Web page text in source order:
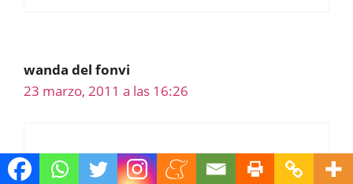
wanda del fonvi
23 marzo, 2011 a las 16:26
que gronchos…….jajajjajajjaj